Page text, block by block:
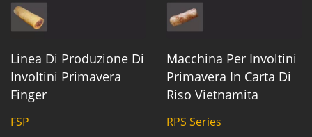
Linea Di Produzione Di
Involtini Primavera
Finger
FSP
Macchina Per Involtini
Primavera In Carta Di
Riso Vietnamita
RPS Series